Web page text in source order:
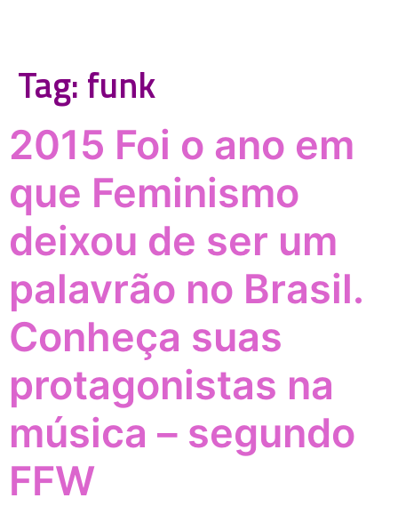
Tag:funk
2015 Foi o ano em
que Feminismo
deixou de ser um
palavrão no Brasil.
Conheça suas
protagonistas na
música – segundo
FFW